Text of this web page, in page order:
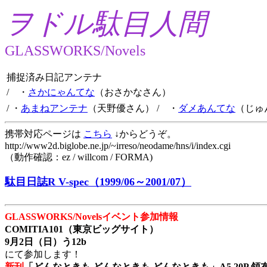
ヲドル駄目人間
GLASSWORKS/Novels
捕捉済み日記アンテナ
/ ・ さかにゃんてな （おさかなさん）
/ ・ あまねアンテナ （天野優さん） / ・ ダメあんてな （じ
携帯対応ページは こちら ↓からどうぞ。
http://www2d.biglobe.ne.jp/~irreso/neodame/hns/i/index.cgi
（動作確認：ez / willcom / FORMA)
駄目日誌R V-spec（1999/06～2001/07）
GLASSWORKS/Novelsイベント参加情報
COMITIA101（東京ビッグサイト）
9月2日（日）う12b
にて参加します！